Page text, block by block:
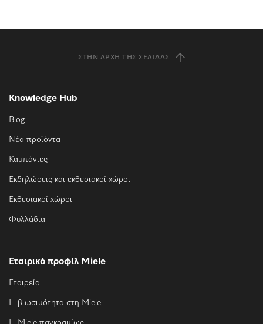
ΣΤΗΝ ΑΡΧΉ ΤΗΣ ΣΕΛΊΔΑΣ
Knowledge Hub
Blog
Νέα προϊόντα
Καμπάνιες
Εκδηλώσεις και εκθεσιακοί χώροι
Εκθεσιακοί χώροι
Φυλλάδια
Εταιρικό προφίλ Miele
Εταιρεία
Η βιωσιμότητα στη Miele